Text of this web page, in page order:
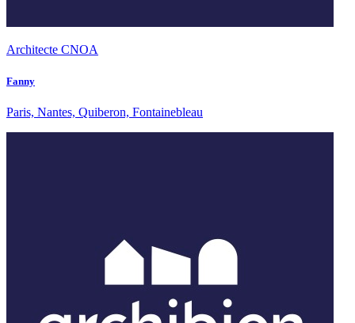
Architecte CNOA
Fanny
Paris, Nantes, Quiberon, Fontainebleau